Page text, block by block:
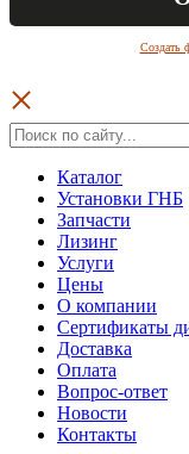
Создать
Каталог
Установки ГНБ
Запчасти
Лизинг
Услуги
Цены
О компании
Сертификаты
Доставка
Оплата
Вопрос-ответ
Новости
Контакты